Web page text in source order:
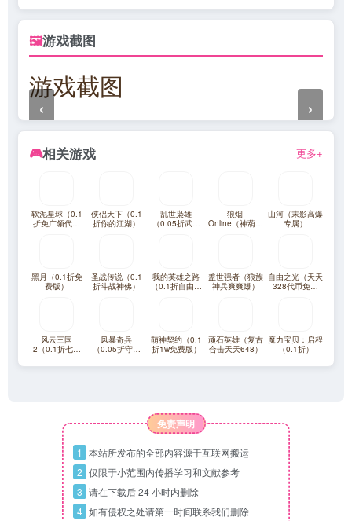
🖼游戏截图
游戏截图
‹ ›
🎮相关游戏 更多+
软泥星球（0.1
折免广领代金
侠侣天下（0.1
折你的江湖）
乱世枭雄
（0.05折武林
狼烟-
Online（神葫传
山河（末影高爆
专属）
黑月（0.1折免
费版）
圣战传说（0.1
折斗战神佛）
我的英雄之路
（0.1折自由之
盖世强者（狼族
神兵爽爽爆）
自由之光（天天
328代币免费
风云三国
2（0.1折七圣
风暴奇兵
（0.05折守护
萌神契约（0.1
折1w免费版）
顽石英雄（复古
合击天天648）
魔力宝贝：启程
（0.1折）
免责声明
1 本站所发布的全部内容源于互联网搬运
2 仅限于小范围内传播学习和文献参考
3 请在下载后 24 小时内删除
4 如有侵权之处请第一时间联系我们删除